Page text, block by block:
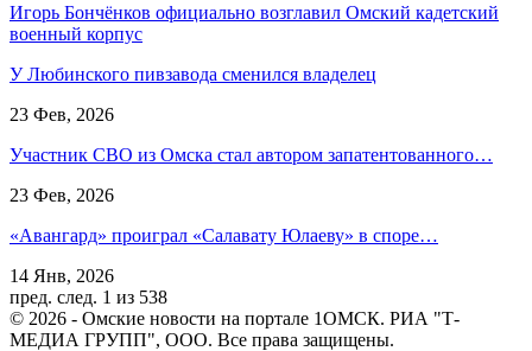
Игорь Бончёнков официально возглавил Омский кадетский
военный корпус
У Любинского пивзавода сменился владелец
23 Фев, 2026
Участник СВО из Омска стал автором запатентованного…
23 Фев, 2026
«Авангард» проиграл «Салавату Юлаеву» в споре…
14 Янв, 2026
пред. след. 1 из 538
© 2026 - Омские новости на портале 1ОМСК. РИА "Т-
МЕДИА ГРУПП", ООО. Все права защищены.